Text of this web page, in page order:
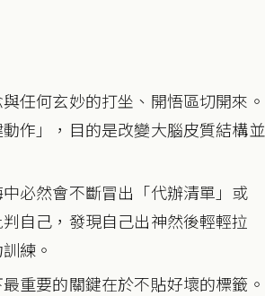
任何玄妙的打坐、開悟區切開來。
作」，目的是改變大腦皮質結構並
必然會不斷冒出「代辦清單」或
自己，發現自己出神然後輕輕拉
練。
最重要的關鍵在於不貼好壞的標籤。